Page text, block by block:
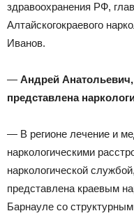
здравоохранения РФ,
Алтайскогокраевого
Иванов.
— Андрей Анатольевич
представлена
— В регионе лечение и
наркологическими
наркологической
представлена краевым
Барнауле со